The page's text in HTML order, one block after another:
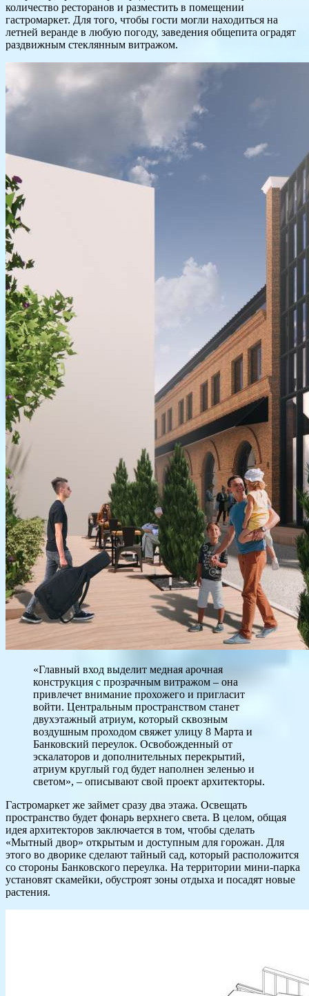
количество ресторанов и разместить в помещении
гастромаркет. Для того, чтобы гости могли находиться на
летней веранде в любую погоду, заведения общепита оградят
раздвижным стеклянным витражом.
«Главный вход выделит медная арочная
конструкция с прозрачным витражом – она
привлечет внимание прохожего и пригласит
войти. Центральным пространством станет
двухэтажный атриум, который сквозным
воздушным проходом свяжет улицу 8 Марта и
Банковский переулок. Освобожденный от
эскалаторов и дополнительных перекрытий,
атриум круглый год будет наполнен зеленью и
светом», – описывают свой проект архитекторы.
Гастромаркет же займет сразу два этажа. Освещать
пространство будет фонарь верхнего света. В целом, общая
идея архитекторов заключается в том, чтобы сделать
«Мытный двор» открытым и доступным для горожан. Для
этого во дворике сделают тайный сад, который расположится
со стороны Банковского переулка. На территории мини-парка
установят скамейки, обустроят зоны отдыха и посадят новые
растения.